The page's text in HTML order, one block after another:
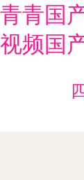
青青国
视频国